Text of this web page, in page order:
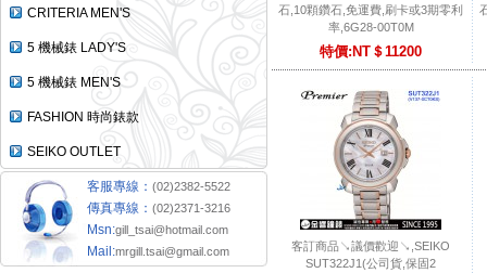
CRITERIA MEN'S
5 機械錶 LADY'S
5 機械錶 MEN'S
FASHION 時尚錶款
SEIKO OUTLET
客服專線： (02)2382-5522
傳真專線： (02)2371-3216
Msn:gill_tsai@hotmail.com
Mail:mrgill.tsai@gmail.com
石,10顆鑽石,免運費,刷卡或3期零利
率,6G28-00T0M
特價:NT＄11200
客訂商品↘議價歡迎↘,SEIKO
SUT322J1(公司貨,保固2